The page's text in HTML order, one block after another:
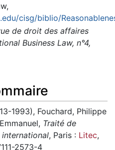
cisg/biblio/
de droit des affaires
Business Law, n°4,
1993), Fouchard, Philippe
Traité de
, Paris : Litec,
2573-4